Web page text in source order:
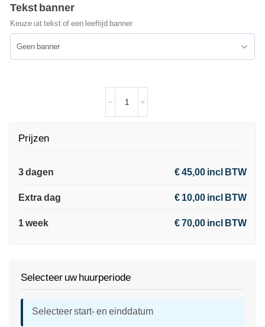
Tekst banner
Keuze uit tekst of een leeftijd banner
Prijzen
3 dagen € 45,00 incl BTW
Extra dag € 10,00 incl BTW
1 week € 70,00 incl BTW
Selecteer uw huurperiode
Selecteer start- en einddatum